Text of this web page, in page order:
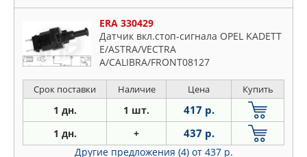
ERA 330429
Датчик вкл.стоп-сигнала OPEL KADETT
E/ASTRA/VECTRA
A/CALIBRA/FRONT08127
Срок поставки Наличие Цена Купить
1 дн. 1 шт. 417 р.
1 дн. + 437 р.
Другие предложения (4) от 437 р.